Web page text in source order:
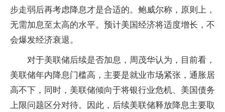
步走弱后再考虑降息才是合适的。鲍威尔称，原则上，
无需加息至太高的水平。预计美国经济将适度增长，不
会爆发经济衰退。
对于美联储后续是否加息，周茂华认为，目前看，
美联储年内降息门槛高，主要是就业市场紧张，通胀居
高不下，同时，美联储倾向于将银行业危机、美国债务
上限问题区分对待。因此，后续美联储释放降息主要取